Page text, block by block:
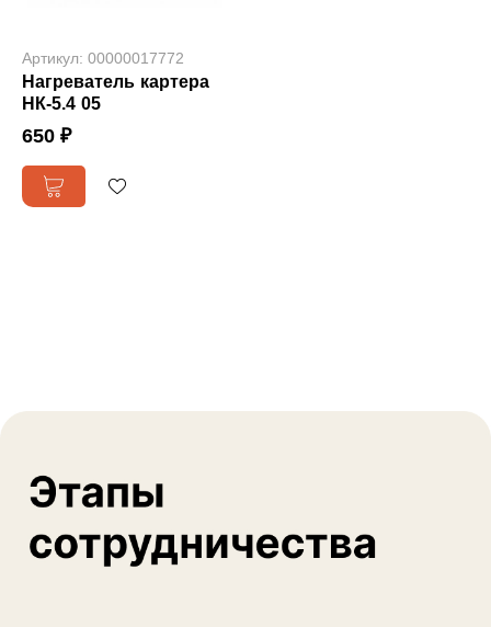
Артикул: 00000017772
Нагреватель картера
НК-5.4 05
650 ₽